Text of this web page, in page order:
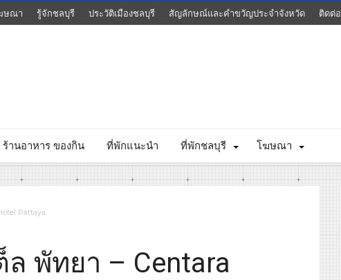
ษณา รู้จักชลบุรี ประวัติเมืองชลบุรี สัญลักษณ์และคำขวัญประจำจังหวัด ติดต่อ
ร้านอาหาร ของกิน ที่พักแนะนำ ที่พักชลบุรี โฆษณา
Pattaya
ล พัทยา – Centara